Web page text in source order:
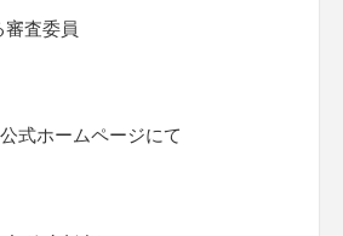
審査委員
式ホームページにて